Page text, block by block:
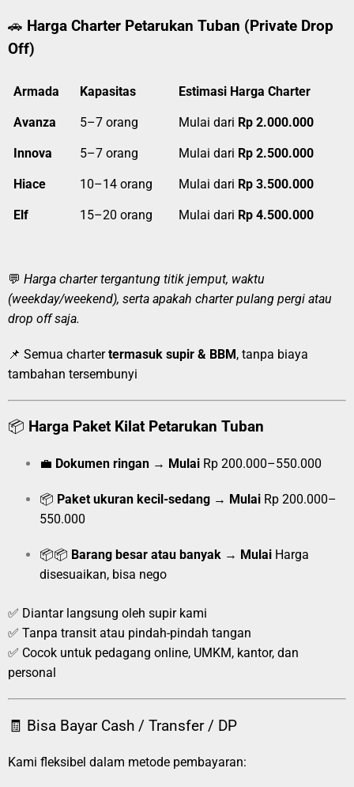
🚗 Harga Charter Petarukan Tuban (Private Drop
Off)
Armada Kapasitas Estimasi Harga Charter
Avanza 5–7 orang Mulai dari Rp 2.000.000
Innova 5–7 orang Mulai dari Rp 2.500.000
Hiace 10–14 orang Mulai dari Rp 3.500.000
Elf 15–20 orang Mulai dari Rp 4.500.000
💬 Harga charter tergantung titik jemput, waktu
(weekday/weekend), serta apakah charter pulang pergi atau
drop off saja.
📌 Semua chartertermasuk supir & BBM, tanpa biaya
tambahan tersembunyi
📦 Harga Paket Kilat Petarukan Tuban
💼 Dokumen ringan → Mulai Rp 200.000–550.000
📦 Paket ukuran kecil-sedang → Mulai Rp 200.000–
550.000
📦📦 Barang besar atau banyak → Mulai Harga
disesuaikan, bisa nego
✅ Diantar langsung oleh supir kami
✅ Tanpa transit atau pindah-pindah tangan
✅ Cocok untuk pedagang online, UMKM, kantor, dan
personal
🧾 Bisa Bayar Cash / Transfer / DP
Kami fleksibel dalam metode pembayaran: